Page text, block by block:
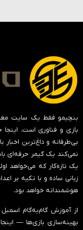
بنچیمو فقط یک سایت
بازی و فناوری است.
بی‌طرفانه و داغ‌ترین اخبار
نمی‌کند یک گیمر حرفه‌ای
یک تازه‌کار که می‌خواهد
زبانی ساده و با تکیه بر
هوشمندانه خواهد بود.
از آموزش گام‌به‌گام
بهینه‌سازی بازی‌ها —